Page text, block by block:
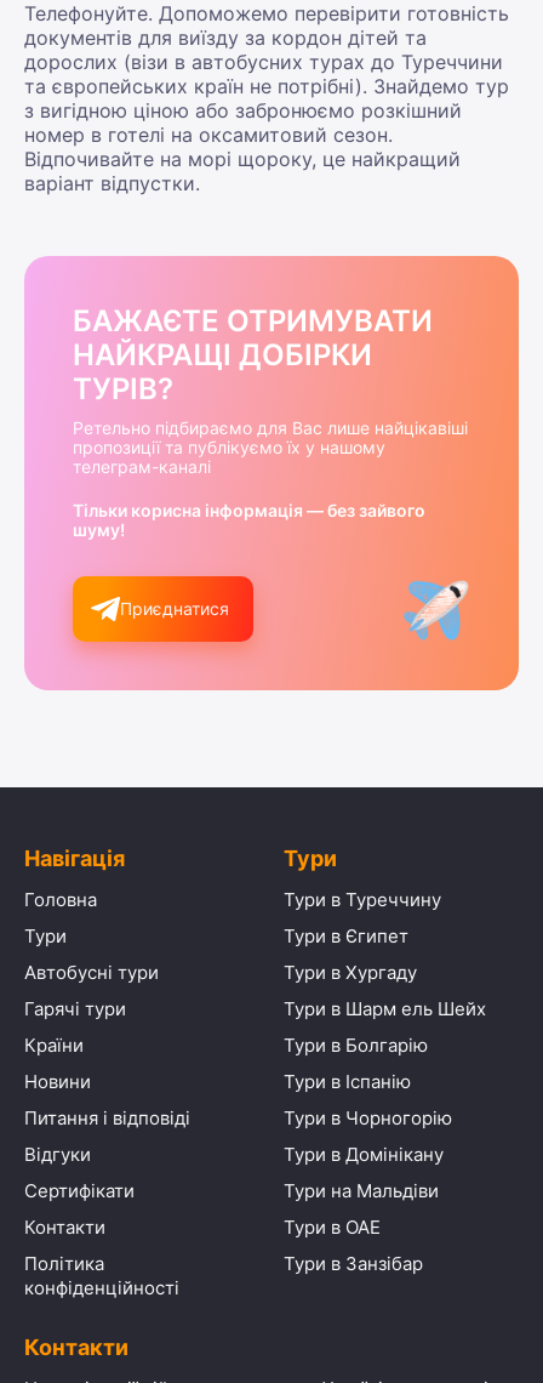
Телефонуйте. Допоможемо перевірити готовність
документів для виїзду за кордон дітей та
дорослих (візи в автобусних турах до Туреччини
та європейських країн не потрібні). Знайдемо тур
з вигідною ціною або забронюємо розкішний
номер в готелі на оксамитовий сезон.
Відпочивайте на морі щороку, це найкращий
варіант відпустки.
БАЖАЄТЕ ОТРИМУВАТИ
НАЙКРАЩІ ДОБІРКИ
ТУРІВ?
Ретельно підбираємо для Вас лише найцікавіші
пропозиції та публікуємо їх у нашому
телеграм-каналі
Тільки корисна інформація — без зайвого
шуму!
Приєднатися
Навігація
Головна
Тури
Автобусні тури
Гарячі тури
Країни
Новини
Питання і відповіді
Відгуки
Сертифікати
Контакти
Політика
конфіденційності
Тури
Тури в Туреччину
Тури в Єгипет
Тури в Хургаду
Тури в Шарм ель Шейх
Тури в Болгарію
Тури в Іспанію
Тури в Чорногорію
Тури в Домінікану
Тури на Мальдіви
Тури в ОАЕ
Тури в Занзібар
Контакти